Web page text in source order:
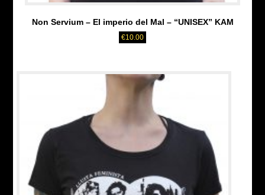
Non Servium – El imperio del Mal – “UNISEX” KAM
€10.00